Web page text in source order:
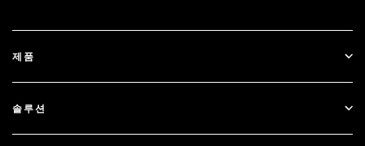
제품
SecurID
솔루션